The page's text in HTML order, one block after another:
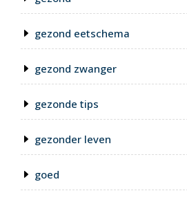
gezond eetschema
gezond zwanger
gezonde tips
gezonder leven
goed